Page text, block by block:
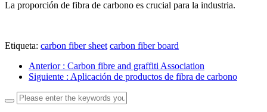
La proporción de fibra de carbono es crucial para la industria.
Etiqueta: carbon fiber sheet carbon fiber board
Anterior : Carbon fibre and graffiti Association
Siguiente : Aplicación de productos de fibra de carbono